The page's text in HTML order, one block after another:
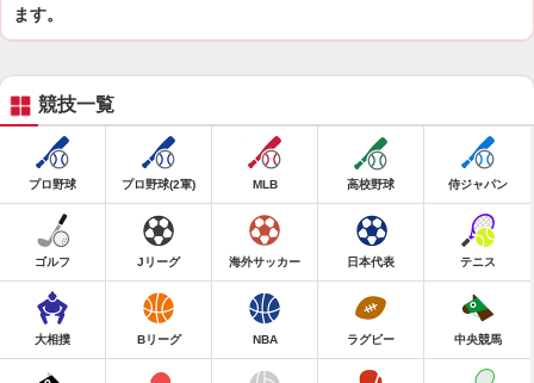
ます。
競技一覧
プロ野球 プロ野球(2軍) MLB 高校野球 侍ジャパン
ゴルフ Jリーグ 海外サッカー 日本代表 テニス
大相撲 Bリーグ NBA ラグビー 中央競馬